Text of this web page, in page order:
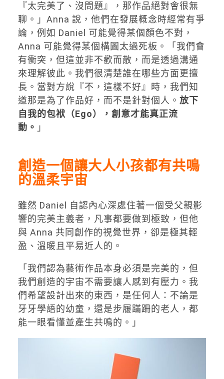
『太完美了、沒問題』，那作品絕對會很無
聊。」Anna 說，他們在發展概念時經常有爭
論，例如 Daniel 可能覺得某個顏色不對，
Anna 可能覺得某個構圖太過死板。「我們會
有衝突，但這並非不歡而散，而是透過溝通
來理解彼此。我們很清楚誰在哪些方面更擅
長。當對方說『不，這樣不好』時，我們知
道那是為了作品好，而不是針對個人。 放下
自我的包袱（Ego），創意才能真正流
動。 」
創造一個讓大人小孩都有共鳴
的溫柔宇宙
雖然 Daniel 自認內心深處住著一個受父親影
響的完美主義者，凡事都要做到極致，但他
與 Anna 共同創作的視覺世界，卻是極其輕
盈、溫暖且平易近人的。
「我們認為藝術作品本身必須是完美的，但
我們創造的宇宙不需要讓人感到有壓力。我
們希望設計出來的東西，是任何人：不論是
牙牙學語的幼童，還是步履蹣跚的老人，都
能一眼看懂並產生共鳴的。」